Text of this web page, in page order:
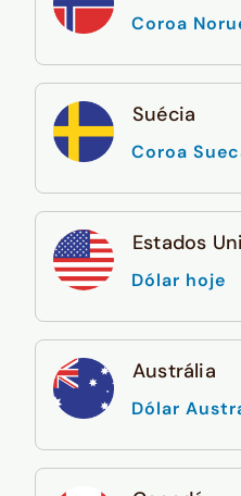
Coroa
Suécia
Coroa
Estados
Dólar hoje
Austrália
Dólar